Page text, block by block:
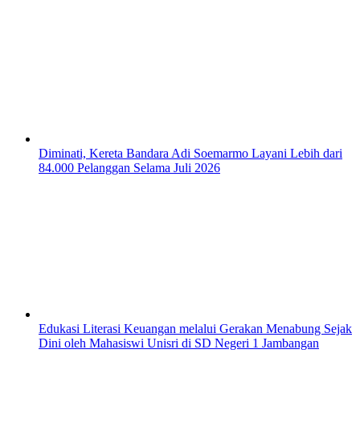
Diminati, Kereta Bandara Adi Soemarmo Layani Lebih dari
84.000 Pelanggan Selama Juli 2026
Edukasi Literasi Keuangan melalui Gerakan Menabung Sejak
Dini oleh Mahasiswi Unisri di SD Negeri 1 Jambangan